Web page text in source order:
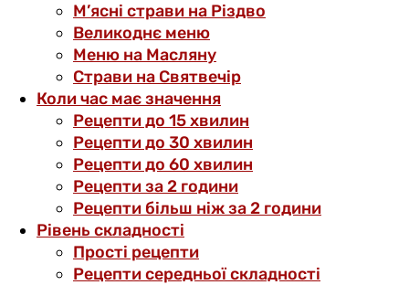
М’ясні страви на Різдво
Великоднє меню
Меню на Масляну
Страви на Святвечір
Коли час має значення
Рецепти до 15 хвилин
Рецепти до 30 хвилин
Рецепти до 60 хвилин
Рецепти за 2 години
Рецепти більш ніж за 2 години
Рівень складності
Прості рецепти
Рецепти середньої складності